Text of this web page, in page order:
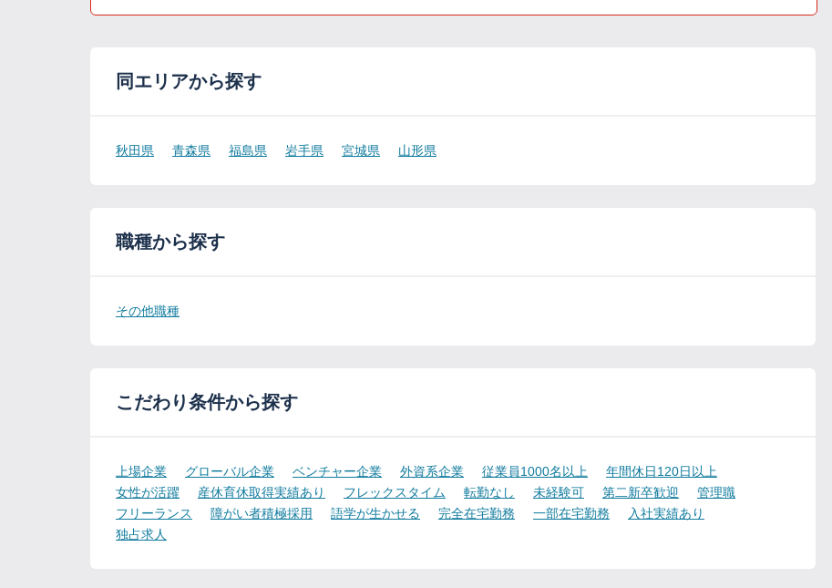
同エリアから探す
秋田県 青森県 福島県 岩手県 宮城県 山形県
職種から探す
その他職種
こだわり条件から探す
上場企業 グローバル企業 ベンチャー企業 外資系企業 従業員1000名以上
年間休日120日以上
女性が活躍
産休育休取得実績あり フレックスタイム 転勤なし 未経験可 第二新卒歓迎
管理職
フリーランス
障がい者積極採用 語学が生かせる 完全在宅勤務 一部在宅勤務
入社実績あり
独占求人